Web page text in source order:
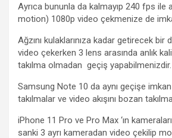
Ayrıca bununla da kalmayıp 240 fps ile
motion) 1080p video çekmenize de
Ağzını kulaklarınıza kadar getirecek bir
video çekerken 3 lens arasında anlık
takılma olmadan geçiş yapabilmenizdir.
Samsung Note 10 da aynı geçişe
takılmalar ve video akışını bozan
iPhone 11 Pro ve Pro Max ‘ın
sanki 3 ayrı kameradan video çekilip